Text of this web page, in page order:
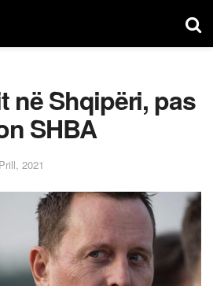
në Shqipëri, pas
SHBA
2021